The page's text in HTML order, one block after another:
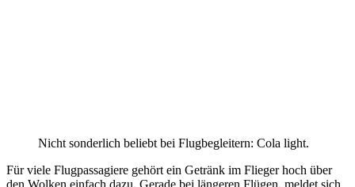
Nicht sonderlich beliebt bei Flugbegleitern: Cola light.
Für viele Flugpassagiere gehört ein Getränk im Flieger hoch über
den Wolken einfach dazu. Gerade bei längeren Flügen, meldet sich